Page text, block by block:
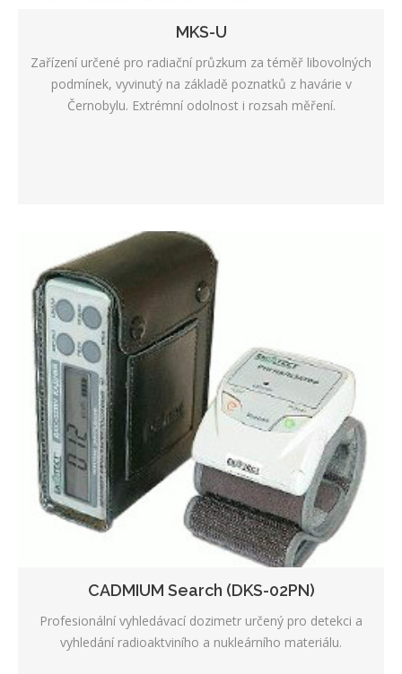
MKS-U
Zařízení určené pro radiační průzkum za téměř libovolných
podmínek, vyvinutý na základě poznatků z havárie v
Černobylu. Extrémní odolnost i rozsah měření.
CADMIUM Search (DKS-02PN)
Profesionální vyhledávací dozimetr určený pro detekci a
vyhledání radioaktviního a nukleárního materiálu.